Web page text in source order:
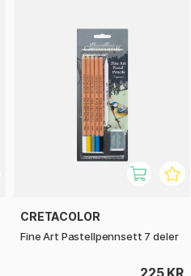
CRETACOLOR
Fine Art Pastellpennsett 7 deler
225 KR